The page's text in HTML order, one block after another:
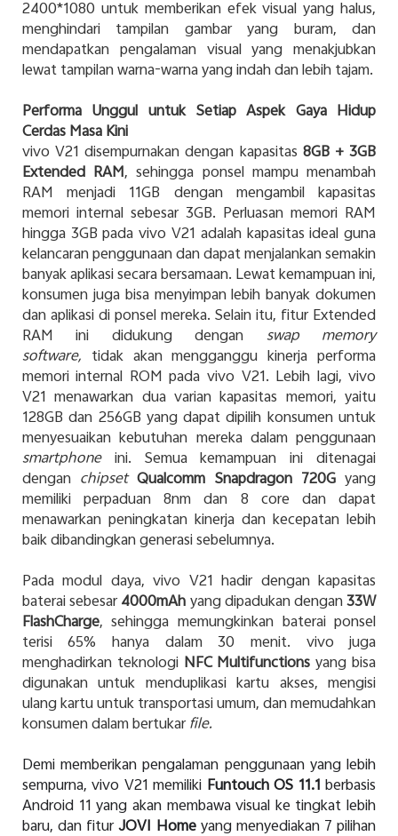
2400*1080 untuk memberikan efek visual yang halus,
menghindari tampilan gambar yang buram, dan
mendapatkan pengalaman visual yang menakjubkan
lewat tampilan warna-warna yang indah dan lebih tajam.
Performa Unggul untuk Setiap Aspek Gaya Hidup
Cerdas Masa Kini
vivo V21 disempurnakan dengan kapasitas 8GB + 3GB
Extended RAM, sehingga ponsel mampu menambah
RAM menjadi 11GB dengan mengambil kapasitas
memori internal sebesar 3GB. Perluasan memori RAM
hingga 3GB pada vivo V21 adalah kapasitas ideal guna
kelancaran penggunaan dan dapat menjalankan semakin
banyak aplikasi secara bersamaan. Lewat kemampuan ini,
konsumen juga bisa menyimpan lebih banyak dokumen
dan aplikasi di ponsel mereka. Selain itu, fitur Extended
RAM ini didukung dengan swap memory
software, tidak akan mengganggu kinerja performa
memori internal ROM pada vivo V21. Lebih lagi, vivo
V21 menawarkan dua varian kapasitas memori, yaitu
128GB dan 256GB yang dapat dipilih konsumen untuk
menyesuaikan kebutuhan mereka dalam penggunaan
smartphone ini. Semua kemampuan ini ditenagai
dengan chipset Qualcomm Snapdragon 720Gyang
memiliki perpaduan 8nm dan 8 core dan dapat
menawarkan peningkatan kinerja dan kecepatan lebih
baik dibandingkan generasi sebelumnya.
Pada modul daya, vivo V21 hadir dengan kapasitas
baterai sebesar4000mAhyang dipadukan dengan33W
FlashCharge, sehingga memungkinkan baterai ponsel
terisi 65% hanya dalam 30 menit. vivo juga
menghadirkan teknologi NFC Multifunctions yang bisa
digunakan untuk menduplikasi kartu akses, mengisi
ulang kartu untuk transportasi umum, dan memudahkan
konsumen dalam bertukarfile.
Demi memberikan pengalaman penggunaan yang lebih
sempurna, vivo V21 memiliki Funtouch OS 11.1 berbasis
Android 11 yang akan membawa visual ke tingkat lebih
baru, dan fiturJOVI Homeyang menyediakan 7 pilihan